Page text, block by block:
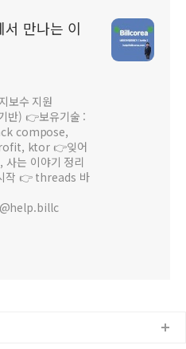
만나는 이
보수 지원
) 👉보유기술 :
compose,
ktor 👉잊어
사는 이야기 정리
작 👉 threads 바